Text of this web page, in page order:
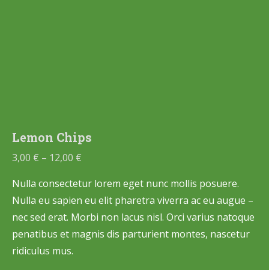
Lemon Chips
3,00 € – 12,00 €
Nulla consectetur lorem eget nunc mollis posuere.
Nulla eu sapien eu elit pharetra viverra ac eu augue –
nec sed erat. Morbi non lacus nisl. Orci varius natoque
penatibus et magnis dis parturient montes, nascetur
ridiculus mus.